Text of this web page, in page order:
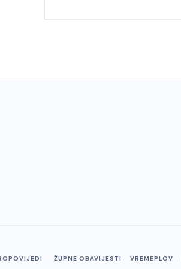
ŽUPNE OBAVIJESTI VREMEPLOV